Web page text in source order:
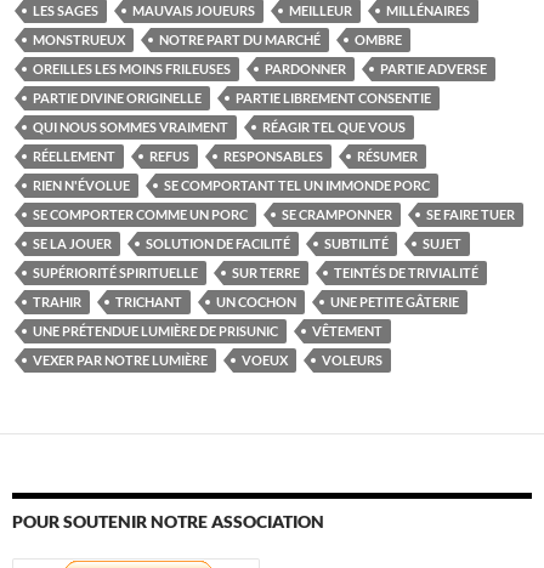
LES SAGES
MAUVAIS JOUEURS MEILLEUR
MILLÉNAIRES
MONSTRUEUX
NOTRE PART DU MARCHÉ
OMBRE
OREILLES LES MOINS FRILEUSES
PARDONNER
PARTIE ADVERSE
PARTIE DIVINE ORIGINELLE
PARTIE LIBREMENT CONSENTIE
QUI NOUS SOMMES VRAIMENT
RÉAGIR TEL QUE VOUS
RÉELLEMENT
REFUS RESPONSABLES
RÉSUMER
RIEN N'ÉVOLUE
SE COMPORTANT TEL UN IMMONDE PORC
SE COMPORTER COMME UN PORC
SE CRAMPONNER
SE FAIRE TUER
SE LA JOUER
SOLUTION DE FACILITÉ SUBTILITÉ
SUJET
SUPÉRIORITÉ SPIRITUELLE
SUR TERRE
TEINTÉS DE TRIVIALITÉ
TRAHIR
TRICHANT UN COCHON
UNE PETITE GÂTERIE
UNE PRÉTENDUE LUMIÈRE DE PRISUNIC
VÊTEMENT
VEXER PAR NOTRE LUMIÈRE
VOEUX VOLEURS
POUR SOUTENIR NOTRE ASSOCIATION